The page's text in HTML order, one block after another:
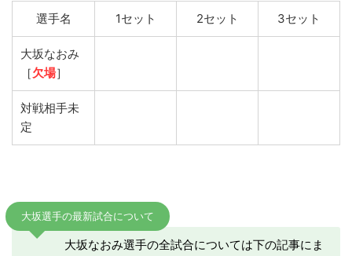
選手名 1セット 2セット 3セット
大坂なおみ
［欠場］
対戦相手未
定
大坂選手の最新試合について
大坂なおみ選手の全試合については下の記事にま